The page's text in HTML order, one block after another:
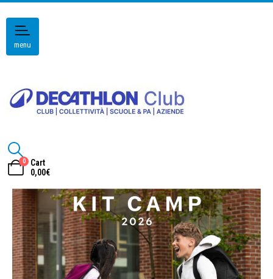
menu
0
Cart
0,00€